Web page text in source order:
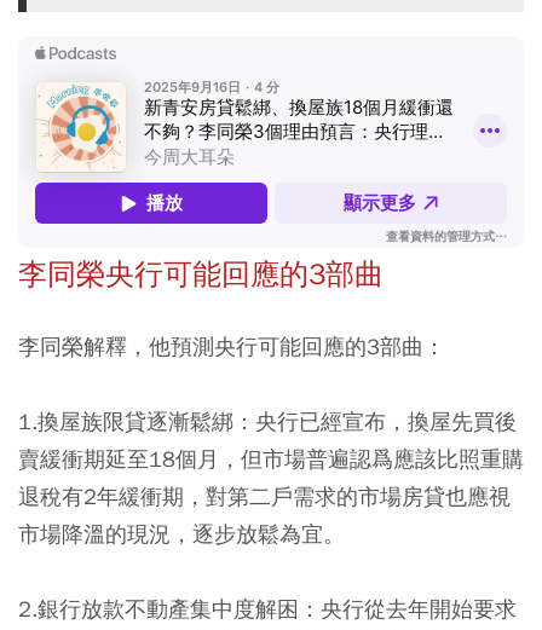
李同榮央行可能回應的3部曲
李同榮解釋，他預測央行可能回應的3部曲：
1.換屋族限貸逐漸鬆綁 ：央行已經宣布，換屋先買後
賣緩衝期延至18個月，但市場普遍認爲應該比照重購
退稅有2年緩衝期，對第二戶需求的市場房貸也應視
市場降溫的現況，逐步放鬆為宜。
2.銀行放款不動產集中度解困 ：央行從去年開始要求